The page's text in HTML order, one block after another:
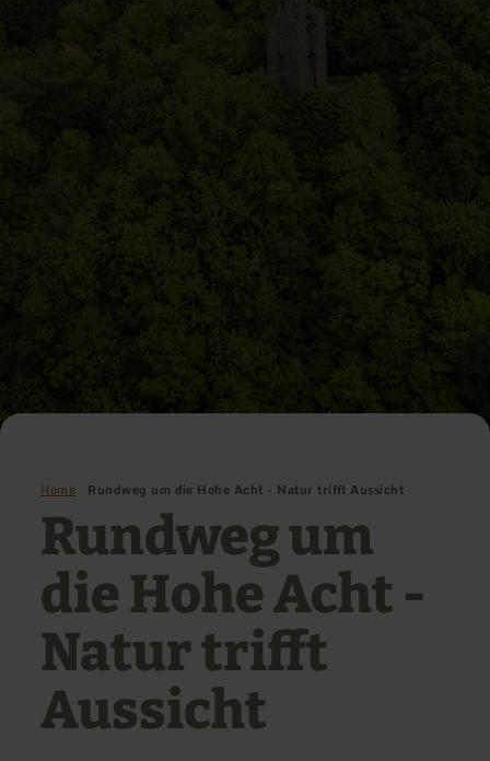
Home Rundweg um die Hohe Acht - Natur trifft Aussicht
Rundweg um
die Hohe Acht -
Natur trifft
Aussicht